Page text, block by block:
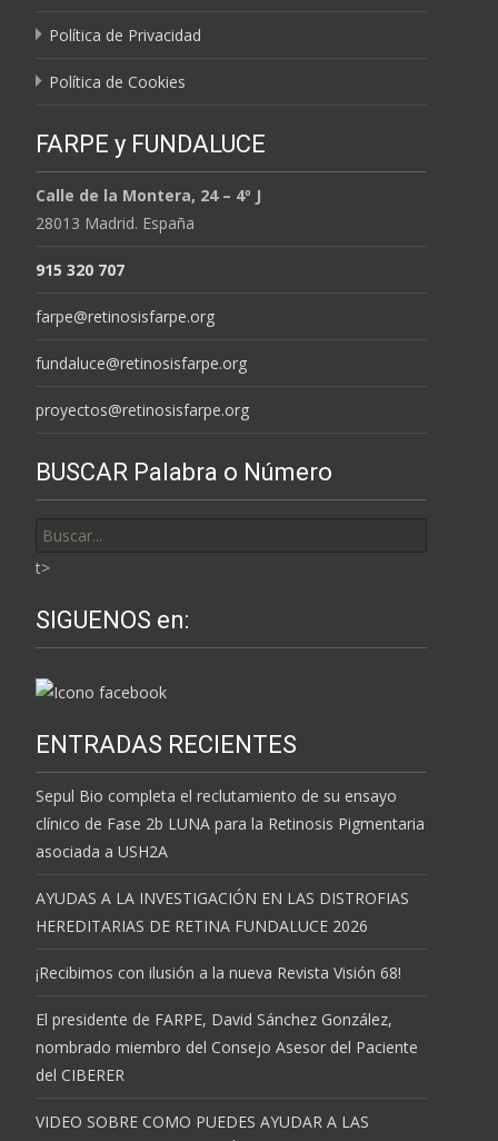
Política de Privacidad
Política de Cookies
FARPE y FUNDALUCE
Calle de la Montera, 24 – 4º J
28013 Madrid. España
915 320 707
farpe@retinosisfarpe.org
fundaluce@retinosisfarpe.org
proyectos@retinosisfarpe.org
BUSCAR Palabra o Número
por:
t>
SIGUENOS en:
ENTRADAS RECIENTES
Sepul Bio completa el reclutamiento de su ensayo
clínico de Fase 2b LUNA para la Retinosis Pigmentaria
asociada a USH2A
AYUDAS A LA INVESTIGACIÓN EN LAS DISTROFIAS
HEREDITARIAS DE RETINA FUNDALUCE 2026
¡Recibimos con ilusión a la nueva Revista Visión 68!
El presidente de FARPE, David Sánchez González,
nombrado miembro del Consejo Asesor del Paciente
del CIBERER
VIDEO SOBRE COMO PUEDES AYUDAR A LAS